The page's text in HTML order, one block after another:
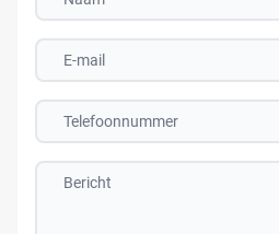
Emailadres:
Telefoonnummer:
Bericht: